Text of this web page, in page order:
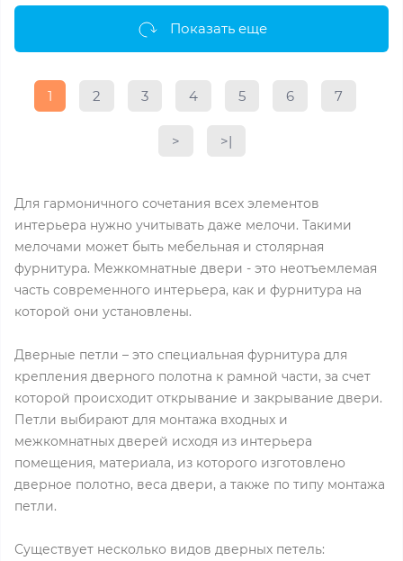
Показать еще
1 2 3 4 5 6 7
> >|
Для гармоничного сочетания всех элементов
интерьера нужно учитывать даже мелочи. Такими
мелочами может быть мебельная и столярная
фурнитура. Межкомнатные двери - это неотъемлемая
часть современного интерьера, как и фурнитура на
которой они установлены.
Дверные петли – это специальная фурнитура для
крепления дверного полотна к рамной части, за счет
которой происходит открывание и закрывание двери.
Петли выбирают для монтажа входных и
межкомнатных дверей исходя из интерьера
помещения, материала, из которого изготовлено
дверное полотно, веса двери, а также по типу монтажа
петли.
Существует несколько видов дверных петель: